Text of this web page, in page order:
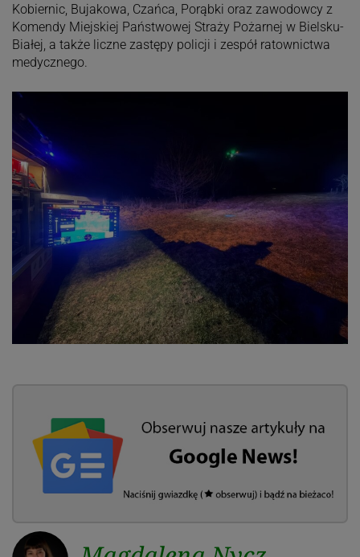
Kobiernic, Bujakowa, Czańca, Porąbki oraz zawodowcy z
Komendy Miejskiej Państwowej Straży Pożarnej w Bielsku-
Białej, a także liczne zastępy policji i zespół ratownictwa
medycznego.